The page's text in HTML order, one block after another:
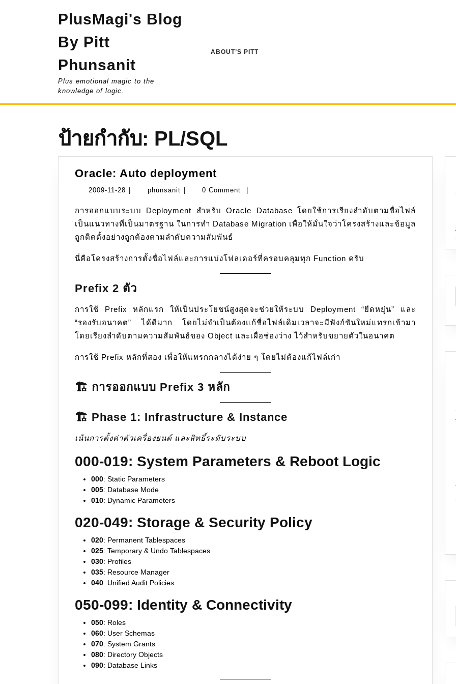
PlusMagi's Blog
By Pitt
Phunsanit
Plus emotional magic to the
knowledge of logic.
ABOUT’S PITT
ป้ายกำกับ: PL/SQL
Oracle: Auto deployment
Auto
2009-11-28 2009-
28
phunsanit phunsanit0 Comment
การออกแบบระบบ Deployment สำหรับ Oracle Database โดยใช้การเรียงลำดับตามชื่อไฟล์
เป็นแนวทางที่เป็นมาตรฐาน ในการทำ Database Migration เพื่อให้มั่นใจว่าโครงสร้างและข้อมูล
ถูกติดตั้งอย่างถูกต้องตามลำดับความสัมพันธ์
นี่คือโครงสร้างการตั้งชื่อไฟล์และการแบ่งโฟลเดอร์ที่ครอบคลุมทุก Function ครับ
Prefix 2 ตัว
การใช้ Prefix หลักแรก ให้เป็นประโยชน์สูงสุดจะช่วยให้ระบบ Deployment “ยืดหยุ่น” และ
“รองรับอนาคต” ได้ดีมาก โดยไม่จำเป็นต้องแก้ชื่อไฟล์เดิมเวลาจะมีฟังก์ชันใหม่แทรกเข้ามา
โดยเรียงลำดับตามความสัมพันธ์ของ Object และเผื่อช่องว่าง ไว้สำหรับขยายตัวในอนาคต
การใช้ Prefix หลักที่สอง เพื่อให้แทรกกลางได้ง่าย ๆ โดยไม่ต้องแก้ไฟล์เก่า
🏗️ การออกแบบ Prefix 3 หลัก
🏗️ Phase 1: Infrastructure & Instance
เน้นการตั้งค่าตัวเครื่องยนต์ และสิทธิ์ระดับระบบ
000-019: System Parameters & Reboot Logic
000: Static Parameters
005: Database Mode
010: Dynamic Parameters
020-049: Storage & Security Policy
020: Permanent Tablespaces
025: Temporary & Undo Tablespaces
030: Profiles
035: Resource Manager
040: Unified Audit Policies
050-099: Identity & Connectivity
050: Roles
060: User Schemas
070: System Grants
080: Directory Objects
090: Database Links